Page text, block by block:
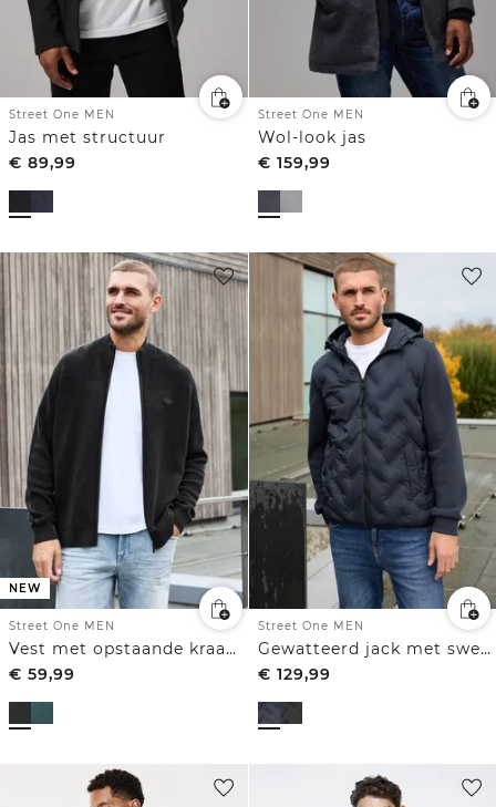
Street One MEN
Jas met structuur
€ 89,99
Street One MEN
Wol-look jas
€ 159,99
NEW
Street One MEN
Vest met opstaande kraag en een mix van texturen
€ 59,99
Street One MEN
Gewatteerd jack met sweatmouwen
€ 129,99